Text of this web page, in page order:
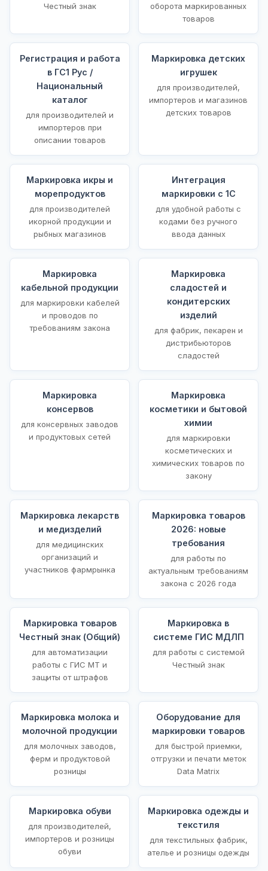
Честный знак
оборота маркированных
товаров
Регистрация и работа
в ГС1 Рус /
Национальный
каталог
для производителей и
импортеров при
описании товаров
Маркировка детских
игрушек
для производителей,
импортеров и магазинов
детских товаров
Маркировка икры и
морепродуктов
для производителей
икорной продукции и
рыбных магазинов
Интеграция
маркировки с 1С
для удобной работы с
кодами без ручного
ввода данных
Маркировка
кабельной продукции
для маркировки кабелей
и проводов по
требованиям закона
Маркировка
сладостей и
кондитерских
изделий
для фабрик, пекарен и
дистрибьюторов
сладостей
Маркировка
консервов
для консервных заводов
и продуктовых сетей
Маркировка
косметики и бытовой
химии
для маркировки
косметических и
химических товаров по
закону
Маркировка лекарств
и медизделий
для медицинских
организаций и
участников фармрынка
Маркировка товаров
2026: новые
требования
для работы по
актуальным требованиям
закона с 2026 года
Маркировка товаров
Честный знак (Общий)
для автоматизации
работы с ГИС МТ и
защиты от штрафов
Маркировка в
системе ГИС МДЛП
для работы с системой
Честный знак
Маркировка молока и
молочной продукции
для молочных заводов,
ферм и продуктовой
розницы
Оборудование для
маркировки товаров
для быстрой приемки,
отгрузки и печати меток
Data Matrix
Маркировка обуви
для производителей,
импортеров и розницы
обуви
Маркировка одежды и
текстиля
для текстильных фабрик,
ателье и розницы одежды